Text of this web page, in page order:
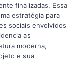
finalizadas. Essa
estratégia para
sociais envolvidos
as
moderna,
e sua